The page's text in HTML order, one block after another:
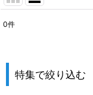
表示数
0件
特集で絞り込む